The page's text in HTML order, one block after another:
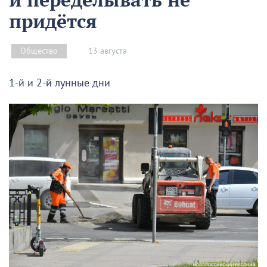
придётся
Общество 13 августа
1-й и 2-й лунные дни